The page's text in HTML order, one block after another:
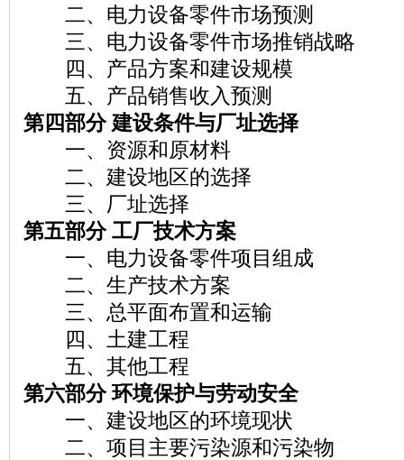
二、电力设备零件市场预测
三、电力设备零件市场推销战略
四、产品方案和建设规模
五、产品销售收入预测
第四部分 建设条件与厂址选择
一、资源和原材料
二、建设地区的选择
三、厂址选择
第五部分 工厂技术方案
一、电力设备零件项目组成
二、生产技术方案
三、总平面布置和运输
四、土建工程
五、其他工程
第六部分 环境保护与劳动安全
一、建设地区的环境现状
二、项目主要污染源和污染物